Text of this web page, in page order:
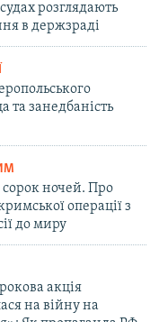
розглядають
в держзраді
та занедбаність
сорок ночей. Про
операції з
до миру
акція
на війну на